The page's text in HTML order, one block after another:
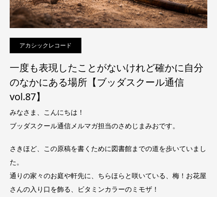
アカシックレコード
一度も表現したことがないけれど確かに自分
のなかにある場所【ブッダスクール通信
vol.87】
みなさま、こんにちは！
ブッダスクール通信メルマガ担当のさめじまみおです。
さきほど、この原稿を書くために図書館までの道を歩いていまし
た。
通りの家々のお庭や軒先に、ちらほらと咲いている、梅！お花屋
さんの入り口を飾る、ビタミンカラーのミモザ！